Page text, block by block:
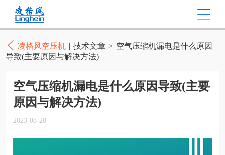
凌格风空压机 | 技术文章 > 空气压缩机漏电是什么原因
导致(主要原因与解决方法)
空气压缩机漏电是什么原因导致(主要
原因与解决方法)
2023-08-28